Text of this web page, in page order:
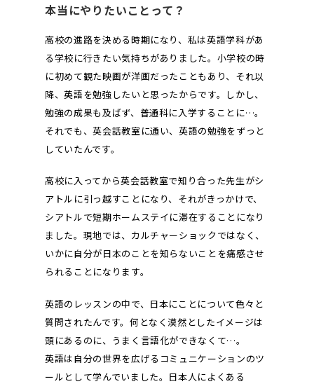
本当にやりたいことって？
高校の進路を決める時期になり、私は英語学科があ
る学校に行きたい気持ちがありました。小学校の時
に初めて観た映画が洋画だったこともあり、それ以
降、英語を勉強したいと思ったからです。しかし、
勉強の成果も及ばず、普通科に入学することに…。
それでも、英会話教室に通い、英語の勉強をずっと
していたんです。
高校に入ってから英会話教室で知り合った先生がシ
アトルに引っ越すことになり、それがきっかけで、
シアトルで短期ホームステイに滞在することになり
ました。現地では、カルチャーショックではなく、
いかに自分が日本のことを知らないことを痛感させ
られることになります。
英語のレッスンの中で、日本にことについて色々と
質問されたんです。何となく漠然としたイメージは
頭にあるのに、うまく言語化ができなくて…。
英語は自分の世界を広げるコミュニケーションのツ
ールとして学んでいました。日本人によくある